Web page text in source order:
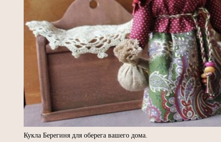
Кукла Берегиня для оберега вашего дома.